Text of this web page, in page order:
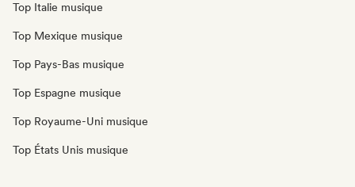
Top Italie musique
Top Mexique musique
Top Pays-Bas musique
Top Espagne musique
Top Royaume-Uni musique
Top États Unis musique